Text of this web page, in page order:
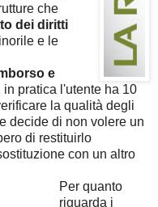
che
dei diritti
e le
e
pratica l'utente ha 10
la qualità degli
decide di non volere un
di restituirlo
con un altro
Per quanto
riguarda i